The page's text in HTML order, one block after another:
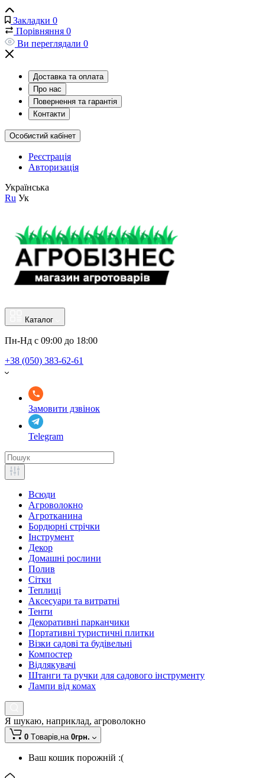
Закладки 0
Порівняння 0
Ви переглядали 0
Доставка та оплата
Про нас
Повернення та гарантія
Контакти
Особистий кабінет
Реєстрація
Авторизація
Українська
Ru Ук
Каталог
Пн-Нд с 09:00 до 18:00
+38 (050) 383-62-61
Замовити дзвінок
Telegram
Всюди
Агроволокно
Агротканина
Бордюрні стрічки
Інструмент
Декор
Домашні рослини
Полив
Сітки
Теплиці
Аксесуари та витратні
Тенти
Декоративні парканчики
Портативні туристичні плитки
Візки садові та будівельні
Компостер
Відлякувачі
Штанги та ручки для садового інструменту
Лампи від комах
Я шукаю, наприклад, агроволокно
0 Tоварів,на 0грн.
Ваш кошик порожній :(